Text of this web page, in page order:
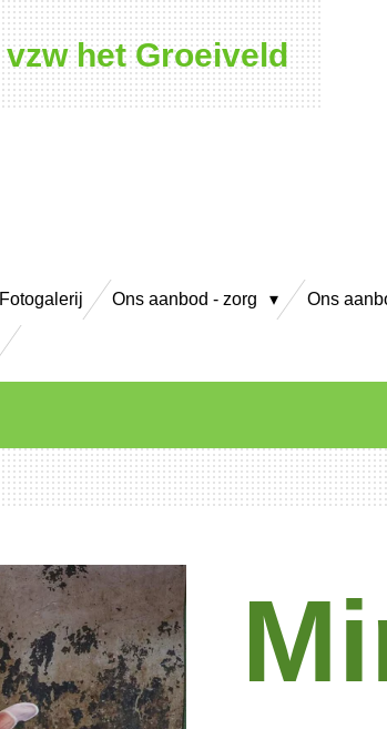
vzw het Groeiveld
Fotogalerij Ons aanbod - zorg Ons